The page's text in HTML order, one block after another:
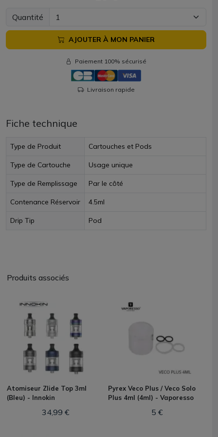
Quantité
AJOUTER À MON PANIER
Paiement 100% sécurisé
Livraison rapide
Fiche technique
Type de Produit Cartouches et Pods
Type de Cartouche Usage unique
Type de Remplissage Par le côté
Contenance Réservoir 4.5ml
Drip Tip Pod
Produits associés
Atomiseur Zlide Top 3ml
(Bleu) - Innokin
34,99 €
Pyrex Veco Plus / Veco Solo
Plus 4ml (4ml) - Vaporesso
5 €